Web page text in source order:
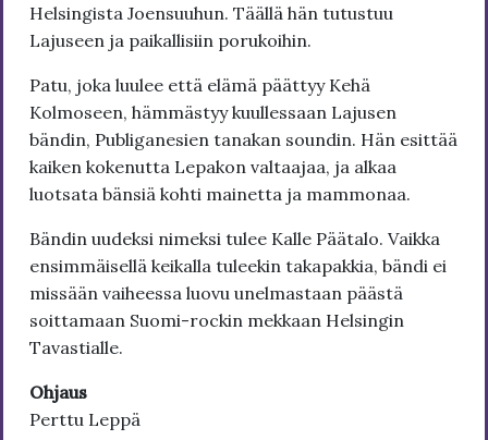
Helsingista Joensuuhun. Täällä hän tutustuu
Lajuseen ja paikallisiin porukoihin.
Patu, joka luulee että elämä päättyy Kehä
Kolmoseen, hämmästyy kuullessaan Lajusen
bändin, Publiganesien tanakan soundin. Hän esittää
kaiken kokenutta Lepakon valtaajaa, ja alkaa
luotsata bänsiä kohti mainetta ja mammonaa.
Bändin uudeksi nimeksi tulee Kalle Päätalo. Vaikka
ensimmäisellä keikalla tuleekin takapakkia, bändi ei
missään vaiheessa luovu unelmastaan päästä
soittamaan Suomi-rockin mekkaan Helsingin
Tavastialle.
Ohjaus
Perttu Leppä